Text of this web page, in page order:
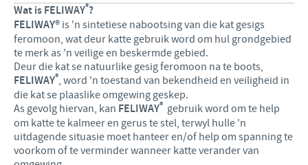
Wat is FELIWAY®?
FELIWAY® is 'n sintetiese nabootsing van die kat gesigs
feromoon, wat deur katte gebruik word om hul grondgebied
te merk as 'n veilige en beskermde gebied.
Deur die kat se natuurlike gesig feromoon na te boots,
FELIWAY®, word 'n toestand van bekendheid en veiligheid in
die kat se plaaslike omgewing geskep.
As gevolg hiervan, kan FELIWAY® gebruik word om te help
om katte te kalmeer en gerus te stel, terwyl hulle 'n
uitdagende situasie moet hanteer en/of help om spanning te
voorkom of te verminder wanneer katte verander van